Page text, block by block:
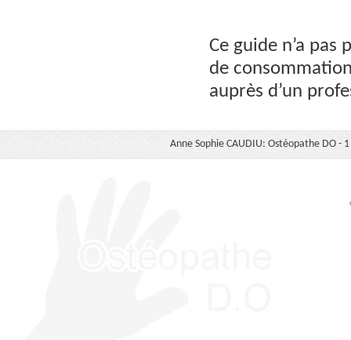
Ce guide n’a
de
auprès d’un
Anne Sophie CAUDIU: Ostéopathe DO -